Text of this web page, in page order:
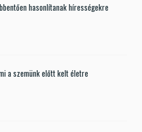
hasonlítanak hírességekre
a szemünk előtt kelt életre